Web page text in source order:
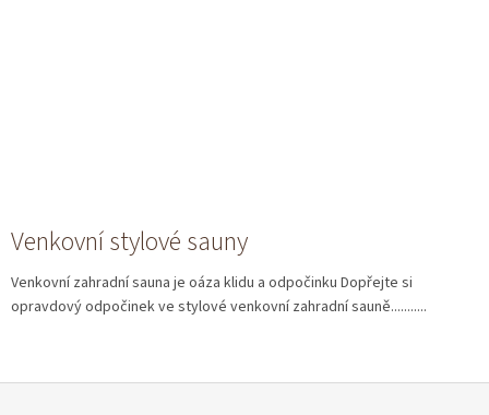
Venkovní stylové sauny
Venkovní zahradní sauna je oáza klidu a odpočinku Dopřejte si
opravdový odpočinek ve stylové venkovní zahradní sauně...........